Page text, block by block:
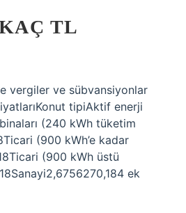
TL
vergiler ve sübvansiyonlar
tipiAktif enerji
(240 kWh tüketim
(900 kWh’e kadar
(900 kWh üstü
ek